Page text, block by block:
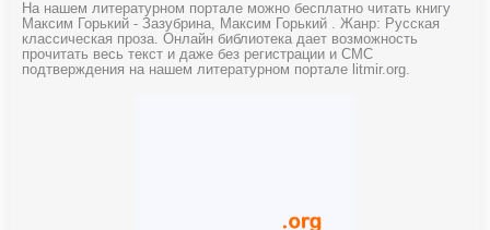
На нашем литературном портале можно бесплатно читать книгу
Максим Горький - Зазубрина, Максим Горький . Жанр: Русская
классическая проза. Онлайн библиотека дает возможность
прочитать весь текст и даже без регистрации и СМС
подтверждения на нашем литературном портале litmir.org.